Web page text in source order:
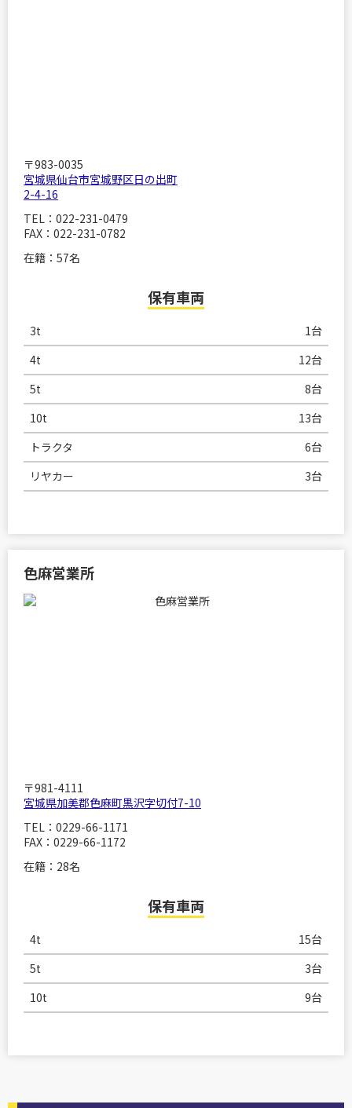
〒983-0035
宮城県仙台市宮城野区日の出町
2-4-16
TEL：022-231-0479
FAX：022-231-0782
在籍：57名
保有車両
3t
1台
4t
12台
5t
8台
10t
13台
トラクタ
6台
リヤカー
3台
色麻営業所
〒981-4111
宮城県加美郡色麻町黒沢字切付7-10
TEL：0229-66-1171
FAX：0229-66-1172
在籍：28名
保有車両
4t
15台
5t
3台
10t
9台